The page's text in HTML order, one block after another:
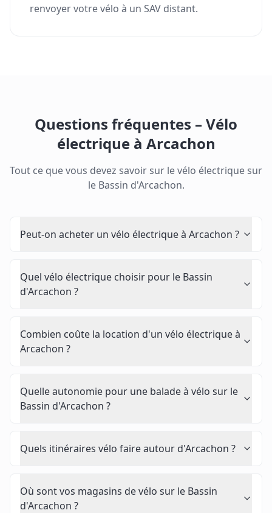
renvoyer votre vélo à un SAV distant.
Questions fréquentes – Vélo
électrique à Arcachon
Tout ce que vous devez savoir sur le vélo électrique sur
le Bassin d'Arcachon.
Peut-on acheter un vélo électrique à Arcachon ?
Quel vélo électrique choisir pour le Bassin
d'Arcachon ?
Combien coûte la location d'un vélo électrique à
Arcachon ?
Quelle autonomie pour une balade à vélo sur le
Bassin d'Arcachon ?
Quels itinéraires vélo faire autour d'Arcachon ?
Où sont vos magasins de vélo sur le Bassin
d'Arcachon ?